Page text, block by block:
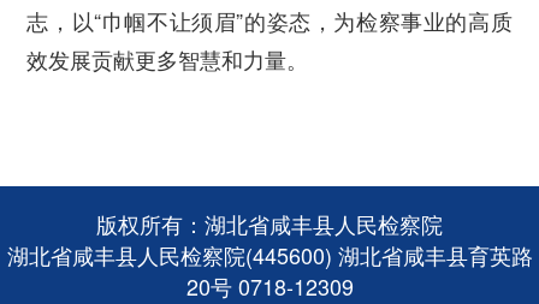
志，以“巾帼不让须眉”的姿态，为检察事业的高质
效发展贡献更多智慧和力量。
版权所有：湖北省咸丰县人民检察院
湖北省咸丰县人民检察院(445600) 湖北省咸丰县育英路
20号 0718-12309